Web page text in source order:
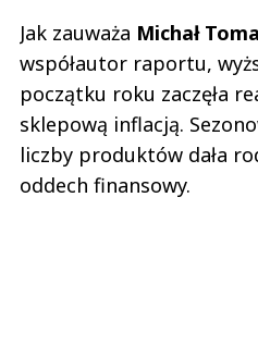
Jak zauważa Michał
współautor raportu,
początku roku zaczęła
sklepową inflacją.
liczby produktów dała
oddech finansowy.